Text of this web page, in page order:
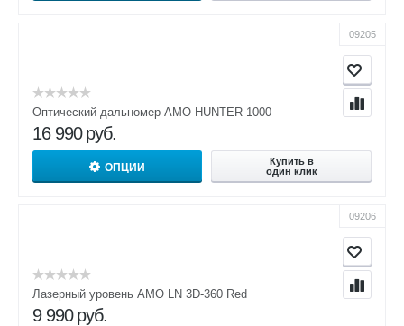
09205
Оптический дальномер AMO HUNTER 1000
16 990 руб.
ОПЦИИ
Купить в
один клик
09206
Лазерный уровень AMO LN 3D-360 Red
9 990 руб.